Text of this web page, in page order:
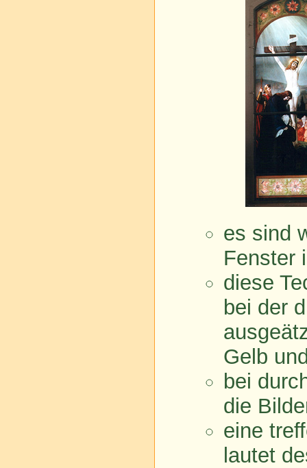
es sind
Fenster
diese
bei der
Gelb
bei
die
eine
lautet